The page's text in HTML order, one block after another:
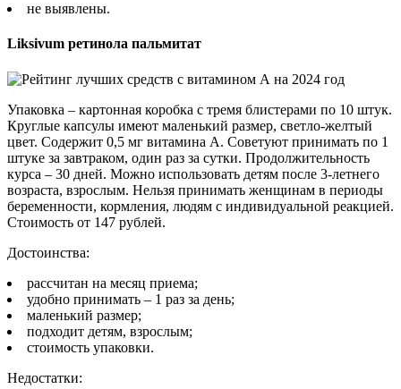
не выявлены.
Liksivum ретинола пальмитат
Упаковка – картонная коробка с тремя блистерами по 10 штук.
Круглые капсулы имеют маленький размер, светло-желтый
цвет. Содержит 0,5 мг витамина А. Советуют принимать по 1
штуке за завтраком, один раз за сутки. Продолжительность
курса – 30 дней. Можно использовать детям после 3-летнего
возраста, взрослым. Нельзя принимать женщинам в периоды
беременности, кормления, людям с индивидуальной реакцией.
Стоимость от 147 рублей.
Достоинства:
рассчитан на месяц приема;
удобно принимать – 1 раз за день;
маленький размер;
подходит детям, взрослым;
стоимость упаковки.
Недостатки: